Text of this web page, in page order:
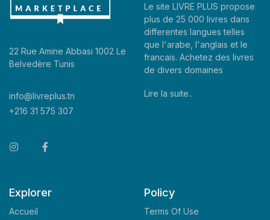
22 Rue Amine Abbasi 1002 Le
Belvedère Tunis
info@livreplus.tn
+216 31 575 307
Le site LIVRE PLUS propose
plus de 25 000 livres dans
differentes langues telles
que l'arabe, l'anglais et le
francais. Achetez des livres
de divers domaines
Lire la suite..
Explorer
Accueil
Policy
Terms Of Use